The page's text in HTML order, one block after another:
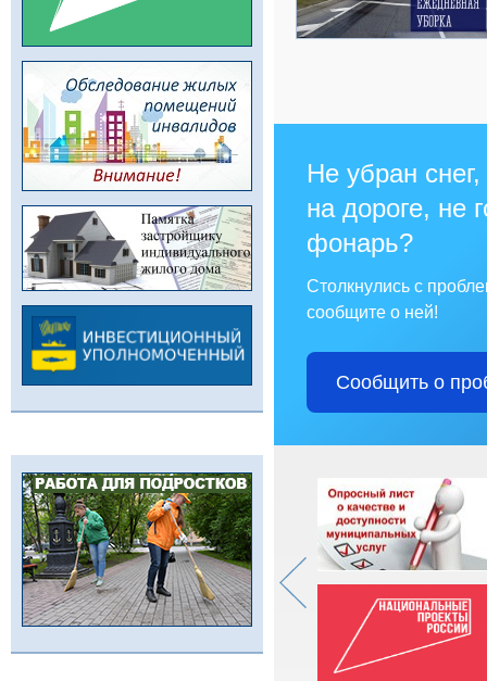
Не убран
на дороге, не
фонарь?
Столкнулись с
сообщите о ней!
Сообщить о